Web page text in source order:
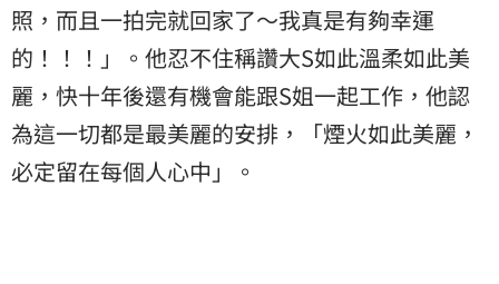
照，而且一拍完就回家了～我真是有夠幸運
的！！！」。他忍不住稱讚大S如此溫柔如此美
麗，快十年後還有機會能跟S姐一起工作，他認
為這一切都是最美麗的安排，「煙火如此美麗，
必定留在每個人心中」。